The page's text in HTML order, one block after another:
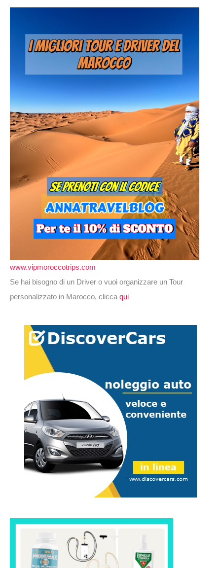
www.vipmoroccotrips.com
Se hai bisogno di un Driver o vuoi organizzare un Tour
personalizzato in Marocco, cliccaqui